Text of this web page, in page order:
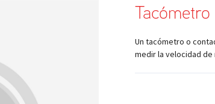
Un tacómetro o
medir la velocidad